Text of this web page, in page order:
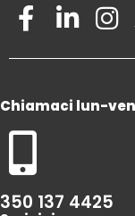
Chiamaci lun-
350 137 4425